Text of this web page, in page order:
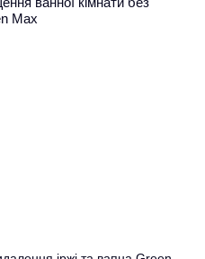
Max